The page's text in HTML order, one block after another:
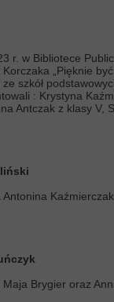
r. w Bibliotece
„Pięknie
ze szkół
: Krystyna
Antczak z klasy
Antonina Kaźmierczak
Brygier oraz